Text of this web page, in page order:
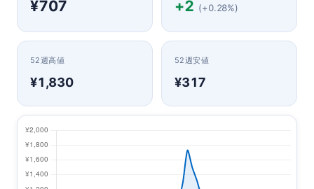
¥707 +2 (+0.28%)
52週高値
¥1,830
52週安値
¥317